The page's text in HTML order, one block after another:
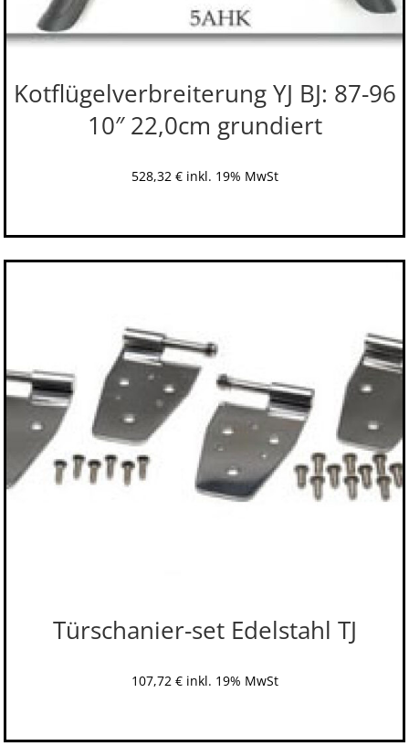
Kotflügelverbreiterung YJ BJ: 87-96
10″ 22,0cm grundiert
528,32 € inkl. 19% MwSt
Türschanier-set Edelstahl TJ
107,72 € inkl. 19% MwSt